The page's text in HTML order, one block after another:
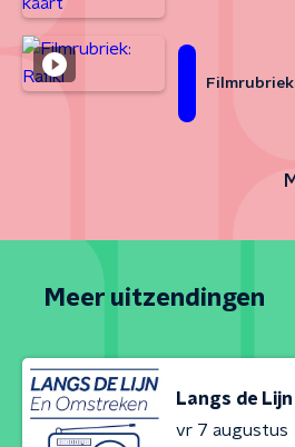
Meer uitzendingen
Langs de
vr 7 augustus